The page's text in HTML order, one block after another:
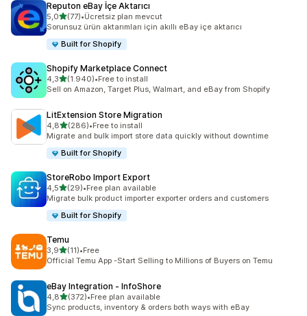
Reputon eBay İçe Aktarıcı
5,05 yıldız üzerinden
(77)
toplam 77 değerlendirme
•Ücretsiz plan mevcut
Sorunsuz ürün aktarımları için akıllı eBay içe aktarıcı
Built for Shopify
Shopify Marketplace Connect
4,35 yıldız üzerinden
(1.940)
toplam 1940 değerlendirme
•Free to install
Sell on Amazon, Target Plus, Walmart, and eBay from Shopify
LitExtension Store Migration
4,85 yıldız üzerinden
(286)
toplam 286 değerlendirme
•Free to install
Migrate and bulk import store data quickly without downtime
Built for Shopify
StoreRobo Import Export
4,55 yıldız üzerinden
(29)
toplam 29 değerlendirme
•Free plan available
Migrate bulk product importer exporter orders and customers
Built for Shopify
Temu
3,95 yıldız üzerinden
(11)
toplam 11 değerlendirme
•Free
Official Temu App -Start Selling to Millions of Buyers on Temu
eBay Integration ‑ InfoShore
4,85 yıldız üzerinden
(372)
toplam 372 değerlendirme
•Free plan available
Sync products, inventory & orders both ways with eBay